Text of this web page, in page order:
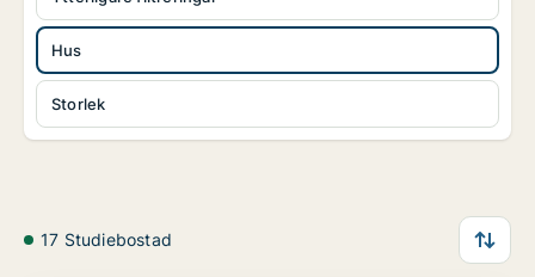
Hus
Storlek
17 Studiebostad